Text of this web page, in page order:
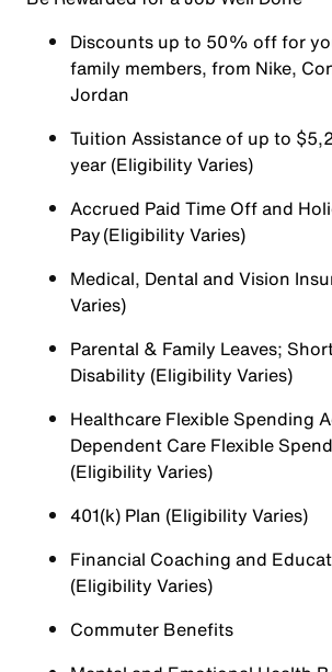
Discounts up to 50% off for
family members, from Nike,
Jordan
Tuition Assistance of up to
year (Eligibility Varies)
Accrued Paid Time Off and
Pay (Eligibility Varies)
Medical, Dental and Vision
Varies)
Parental & Family Leaves;
Disability (Eligibility Varies)
Healthcare Flexible Spending
Dependent Care Flexible
(Eligibility Varies)
401(k) Plan (Eligibility Varies)
Financial Coaching and
(Eligibility Varies)
Commuter Benefits